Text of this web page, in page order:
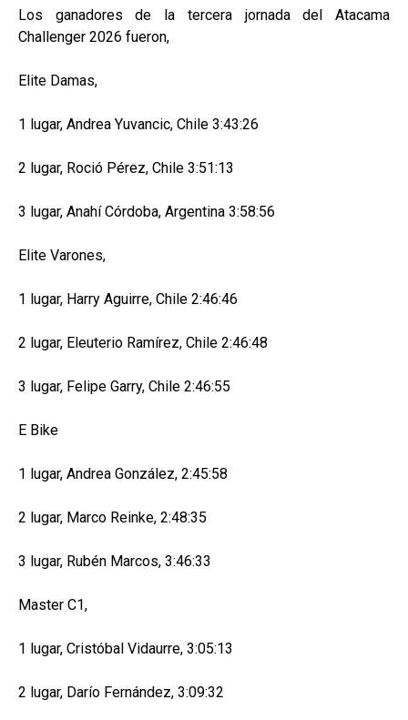
Los ganadores de la tercera jornada del Atacama
Challenger 2026 fueron,
Elite Damas,
1 lugar, Andrea Yuvancic, Chile 3:43:26
2 lugar, Roció Pérez, Chile 3:51:13
3 lugar, Anahí Córdoba, Argentina 3:58:56
Elite Varones,
1 lugar, Harry Aguirre, Chile 2:46:46
2 lugar, Eleuterio Ramírez, Chile 2:46:48
3 lugar, Felipe Garry, Chile 2:46:55
E Bike
1 lugar, Andrea González, 2:45:58
2 lugar, Marco Reinke, 2:48:35
3 lugar, Rubén Marcos, 3:46:33
Master C1,
1 lugar, Cristóbal Vidaurre, 3:05:13
2 lugar, Darío Fernández, 3:09:32